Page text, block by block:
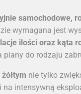
samochodowe,
wymagana jest
ilości oraz kąta
piany do rodzaju
żółtym nie tylko
na intensywną